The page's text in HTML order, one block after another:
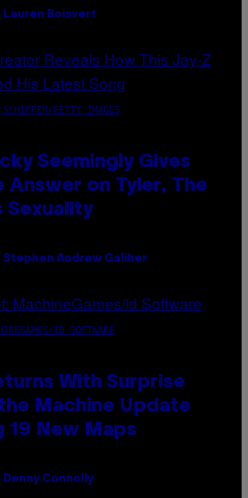
Lauren Boisvert
GETTY IMAGES
Seemingly Gives
Answer on Tyler, The
Sexuality
Stephen Andrew Galiher
ID SOFTWARE
With Surprise
Machine Update
19 New Maps
Denny Connolly